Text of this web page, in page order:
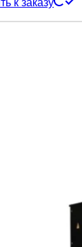
к заказу